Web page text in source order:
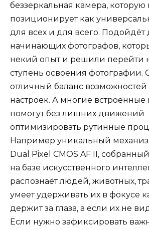
беззеркальная камера,
позиционирует как
для всех и для всего. Подойдёт
начинающих фотографов,
некий опыт и решили перейти
ступень освоения фотографии.
отличный баланс возможностей
настроек. А многие встроенные
помогут без лишних движений
оптимизировать рутинные
Например уникальный
Dual Pixel CMOS AF II,
на базе искусственного
распознаёт людей, животных,
умеет удерживать их в фокусе
держит за глаза, а если их не
Если нужно зафиксировать